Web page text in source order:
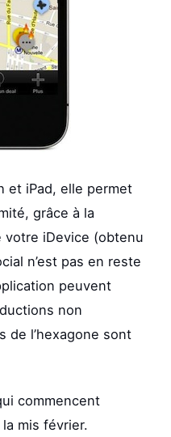
et iPad, elle permet
grâce à la
iDevice (obtenu
n’est pas en reste
peuvent
non
de l’hexagone sont
commencent
la mis février.